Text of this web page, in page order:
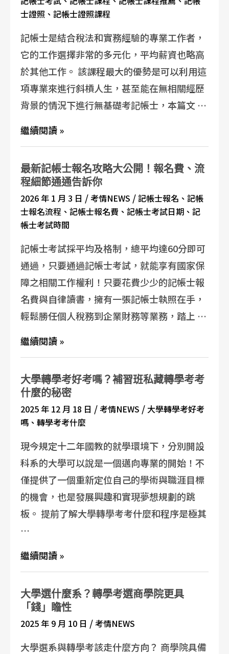
士證照 、記帳士證照課程
記帳士是結合稅法和實務經驗的專業工作者，
它的工作選擇非常的多元化，平均薪資也略高
於其他工作。 該課程最大的優勢是可以利用這
項專業來進行斜槓人生，甚至能在無相關經歷
背景的情況下進行無基礎考記帳士，本篇文 …
繼續閱讀 »
最新記帳士報名攻略大公開！報名費、流
程細節通通告訴你
2026 年 1 月 3 日 / 考情NEWS /記帳士報名 、記帳
士報名流程 、記帳士報名費 、記帳士考試日期 、記
帳士考試時間
記帳士考試採平均及格制，總平均達60分即可
通過，只要通過記帳士考試，就能享有國家保
障之相關工作權利！只要花費少少的記帳士報
名費與自律讀書，擁有一張記帳士執照在手，
輕鬆勝任個人稅務到企業財務等業務，踏上 …
繼續閱讀 »
大學轉學考好考嗎？補習班私藏轉學考考
什麼的秘密
2025 年 12 月 18 日 / 考情NEWS / 大學轉學考好考
嗎 、轉學考考什麼
現今規定十二年國教的就學環境下，分別開設
科系的大學可以說是一個邁向專業的開始！不
僅提供了一個重新定位自己的學術與職涯目標
的機會，也是發展興趣和實現夢想規劃的跳
板。 提前了解大學轉學考考什麼和程序是極其
…
繼續閱讀 »
大學選什麼系？轉學考選商學院更具
「錢」瞻性
2025 年 9 月 10 日 / 考情NEWS
大學選系與轉學考該走什麼方向？ 商學院具備